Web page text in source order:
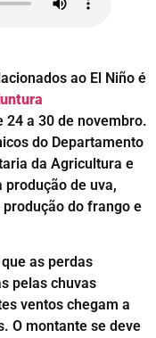
ao El Niño é
24 a 30 de novembro.
do Departamento
da Agricultura e
de uva,
do frango e
as perdas
pelas chuvas
ventos chegam a
O montante se deve